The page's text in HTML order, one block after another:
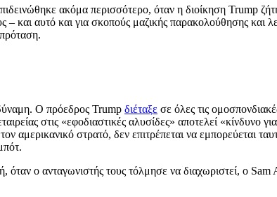
ακόμα περισσότερο, όταν η διοίκηση Trump
– και αυτό και για σκοπούς μαζικής παρακολούθησης
Ο πρόεδρος Trump διέταξε σε όλες τις
στις «εφοδιαστικές αλυσίδες» αποτελεί
αμερικανικό στρατό, δεν επιτρέπεται να εμπορεύεται
ο ανταγωνιστής τους τόλμησε να διαχωριστεί, ο Sam